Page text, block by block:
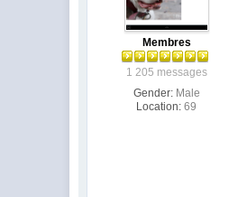
Membres
1 205 messages
Gender: Male
Location: 69